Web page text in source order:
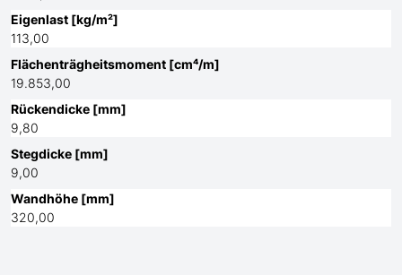
Eigenlast [kg/m²]
113,00
Flächenträgheitsmoment [cm⁴/m]
19.853,00
Rückendicke [mm]
9,80
Stegdicke [mm]
9,00
Wandhöhe [mm]
320,00